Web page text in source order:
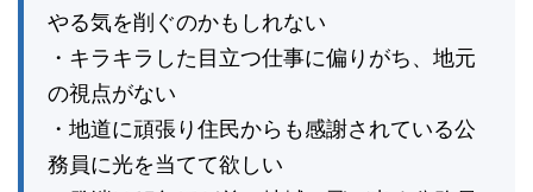
やる気を削ぐのかもしれない
・キラキラした目立つ仕事に偏りがち、地元
の視点がない
・地道に頑張り住民からも感謝されている公
務員に光を当てて欲しい